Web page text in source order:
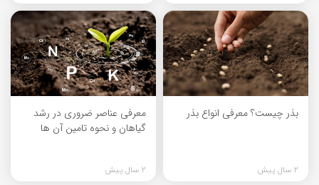
بذر چیست؟ معرفی انواع بذر
2 سال پیش
معرفی عناصر ضروری در رشد
گیاهان و نحوه تامین آن ها
2 سال پیش